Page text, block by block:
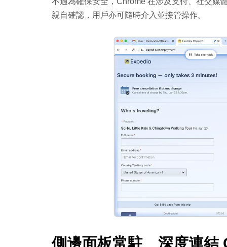
親自確認，用戶亦可隨時介入並接管操作。
側邊面板常駐 深度連結